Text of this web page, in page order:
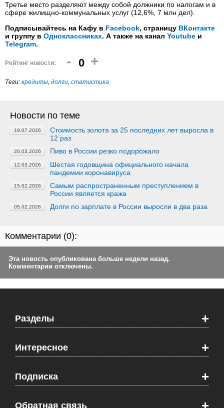
Третье место разделяют между собой должники по налогам и в
сфере жилищно-коммунальных услуг (12,6%, 7 млн дел).
Подписывайтесь на Кафу в Facebook, страницу ВКонтакте
и группу в Одноклассниках. А также на канал Youtube и
Telegram.
Рейтинг новости: - 0 +
Теги: кредиты, долги, статистика
Новости по теме
19.07.2026
Стоимость золота за 25 последних лет выросла в
12 раз
20.03.2026 Пиво в России резко подорожало
12.03.2026
Шестая годовщина официального начала
пандемии коронавируса
15.02.2026
Самым распространенным преступлением в
России является кража
05.02.2026 Долги по зарплате в России выросли в два раза
Комментарии (0):
Эта новость опубликована больше недели назад.
Комментарии отключены.
Разделы +
Новости Феодосии
Новости Крыма
Мировые новости
Объявления
Здоровье
СМС мнения читателей
Интересное +
Видео о Феодосии
Веб-камеры Феодосии
Блоги феодосийцев
Подписка +
Печатная версия газеты "Кафа"
Обратная связь